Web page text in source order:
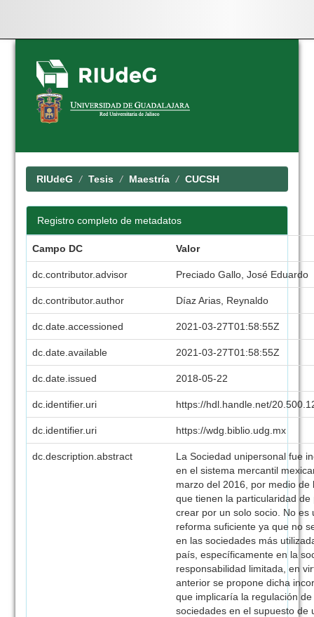
Skip
navigation
RIUdeG Tesis Maestría CUCSH
Registro completo de metadatos
Campo DC Valor
dc.contributor.advisor Preciado Gallo, José Eduardo
dc.contributor.author Díaz Arias, Reynaldo
dc.date.accessioned 2021-03-27T01:58:55Z
dc.date.available 2021-03-27T01:58:55Z
dc.date.issued 2018-05-22
dc.identifier.uri https://hdl.handle.net/
dc.identifier.uri https://wdg.biblio.udg.mx
dc.description.abstract
La Sociedad unipersonal fue
en el sistema mercantil
marzo del 2016, por medio de
que tienen la particularidad de
crear por un solo socio. No es
reforma suficiente ya que no
en las sociedades más
país, específicamente en la
responsabilidad limitada, en
anterior se propone dicha
que implicaría la regulación de
sociedades en el supuesto de